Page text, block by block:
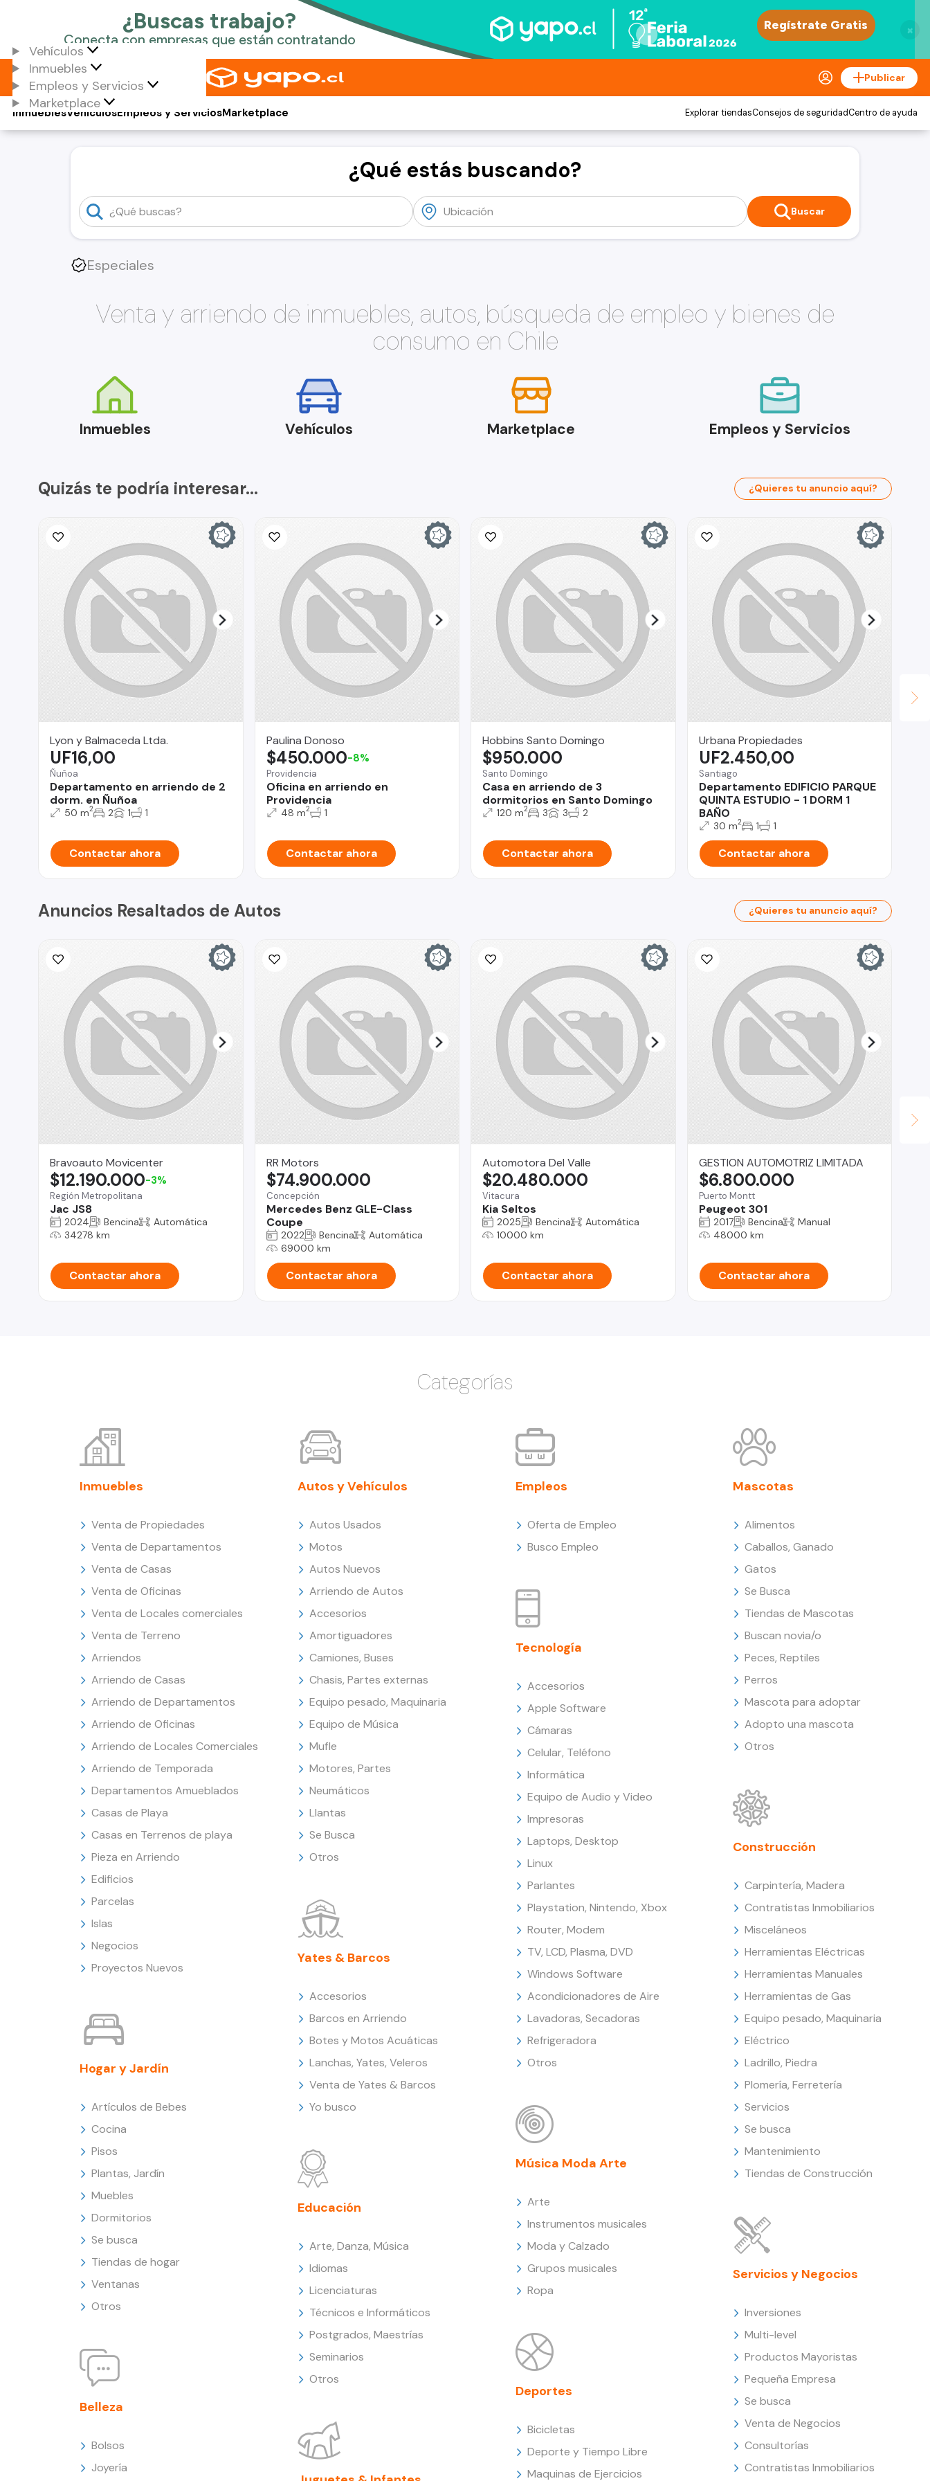
×
Vehículos
Inmuebles
Empleos y Servicios
Marketplace
Publicar
Vehículos
Inmuebles Empleos y ServiciosMarketplace Explorar tiendasConsejos de seguridadCentro de ayuda
¿Qué estás buscando?
Buscar
Especiales
Venta y arriendo de inmuebles, autos, búsqueda de empleo y bienes de
consumo en Chile
Inmuebles Vehículos Marketplace Empleos y Servicios
Quizás te podría interesar... ¿Quieres tu anuncio aquí?
Lyon y Balmaceda Ltda.
Ñuñoa
Departamento en arriendo de 2
dorm. en Ñuñoa
UF16,00
50 m2 2 1 1
Contactar ahora
Paulina Donoso
Providencia
Oficina en arriendo en
Providencia
$450.000-8%
48 m2 1
Contactar ahora
Hobbins Santo Domingo
Santo Domingo
Casa en arriendo de 3
dormitorios en Santo Domingo
$950.000
120 m2 3 3 2
Contactar ahora
Urbana Propiedades
Santiago
Departamento EDIFICIO PARQUE
QUINTA ESTUDIO - 1 DORM 1
BAÑO
UF2.450,00
30 m2 1 1
Contactar ahora
Anuncios Resaltados de Autos ¿Quieres tu anuncio aquí?
Bravoauto Movicenter
Región Metropolitana
Jac JS8
$12.190.000-3%
2024 Bencina
Automática
34278 km
Contactar ahora
RR Motors
Concepción
Mercedes Benz GLE-Class
Coupe
$74.900.000
2022 Bencina
Automática
69000 km
Contactar ahora
Automotora Del Valle
Vitacura
Kia Seltos
$20.480.000
2025 Bencina
Automática
10000 km
Contactar ahora
GESTION AUTOMOTRIZ LIMITADA
Puerto Montt
Peugeot 301
$6.800.000
2017 Bencina
Manual
48000 km
Contactar ahora
Categorías
Inmuebles
Venta de Propiedades
Venta de Departamentos
Venta de Casas
Venta de Oficinas
Venta de Locales comerciales
Venta de Terreno
Arriendos
Arriendo de Casas
Arriendo de Departamentos
Arriendo de Oficinas
Arriendo de Locales Comerciales
Arriendo de Temporada
Departamentos Amueblados
Casas de Playa
Casas en Terrenos de playa
Pieza en Arriendo
Edificios
Parcelas
Islas
Negocios
Proyectos Nuevos
Hogar y Jardín
Artículos de Bebes
Cocina
Pisos
Plantas, Jardín
Muebles
Dormitorios
Se busca
Tiendas de hogar
Ventanas
Otros
Belleza
Bolsos
Joyería
Autos y Vehículos
Autos Usados
Motos
Autos Nuevos
Arriendo de Autos
Accesorios
Amortiguadores
Camiones, Buses
Chasis, Partes externas
Equipo pesado, Maquinaria
Equipo de Música
Mufle
Motores, Partes
Neumáticos
Llantas
Se Busca
Otros
Yates & Barcos
Accesorios
Barcos en Arriendo
Botes y Motos Acuáticas
Lanchas, Yates, Veleros
Venta de Yates & Barcos
Yo busco
Educación
Arte, Danza, Música
Idiomas
Licenciaturas
Técnicos e Informáticos
Postgrados, Maestrías
Seminarios
Otros
Empleos
Oferta de Empleo
Busco Empleo
Tecnología
Accesorios
Apple Software
Cámaras
Celular, Teléfono
Informática
Equipo de Audio y Video
Impresoras
Laptops, Desktop
Linux
Parlantes
Playstation, Nintendo, Xbox
Router, Modem
TV, LCD, Plasma, DVD
Windows Software
Acondicionadores de Aire
Lavadoras, Secadoras
Refrigeradora
Otros
Música Moda Arte
Arte
Instrumentos musicales
Moda y Calzado
Grupos musicales
Ropa
Deportes
Bicicletas
Deporte y Tiempo Libre
Maquinas de Ejercicios
Mascotas
Alimentos
Caballos, Ganado
Gatos
Se Busca
Tiendas de Mascotas
Buscan novia/o
Peces, Reptiles
Perros
Mascota para adoptar
Adopto una mascota
Otros
Construcción
Carpintería, Madera
Contratistas Inmobiliarios
Misceláneos
Herramientas Eléctricas
Herramientas Manuales
Herramientas de Gas
Equipo pesado, Maquinaria
Eléctrico
Ladrillo, Piedra
Plomería, Ferretería
Servicios
Se busca
Mantenimiento
Tiendas de Construcción
Servicios y Negocios
Inversiones
Multi-level
Productos Mayoristas
Pequeña Empresa
Se busca
Venta de Negocios
Consultorías
Contratistas Inmobiliarios